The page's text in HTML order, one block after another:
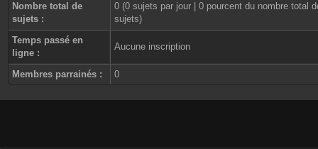
Nombre total de
sujets :
0 (0 sujets par jour | 0 pourcent du nombre total
sujets)
Temps passé en
ligne :
Aucune inscription
Membres parrainés : 0